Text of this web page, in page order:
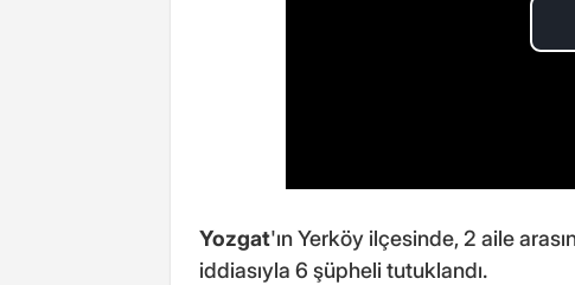
Yozgat'ın Yerköy ilçesinde, 2 aile
iddiasıyla 6 şüpheli tutuklandı.